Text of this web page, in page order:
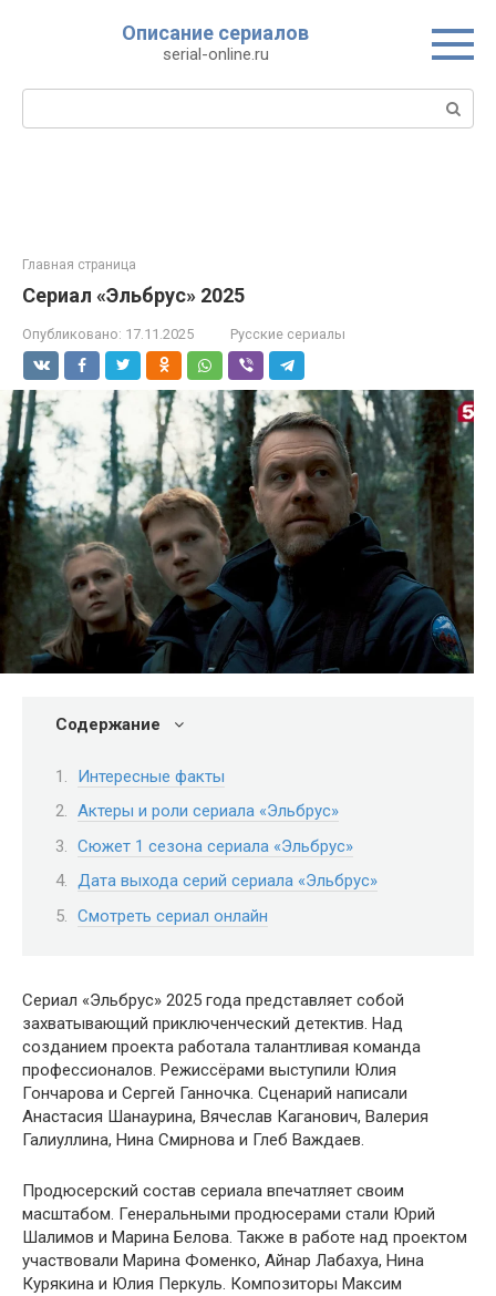
Описание сериалов
serial-online.ru
Поиск:
Главная страница
Сериал «Эльбрус» 2025
Опубликовано: 17.11.2025 Русские сериалы
Содержание
Интересные факты
Актеры и роли сериала «Эльбрус»
Сюжет 1 сезона сериала «Эльбрус»
Дата выхода серий сериала «Эльбрус»
Смотреть сериал онлайн
Сериал «Эльбрус» 2025 года представляет собой
захватывающий приключенческий детектив. Над
созданием проекта работала талантливая команда
профессионалов. Режиссёрами выступили Юлия
Гончарова и Сергей Ганночка. Сценарий написали
Анастасия Шанаурина, Вячеслав Каганович, Валерия
Галиуллина, Нина Смирнова и Глеб Важдаев.
Продюсерский состав сериала впечатляет своим
масштабом. Генеральными продюсерами стали Юрий
Шалимов и Марина Белова. Также в работе над проектом
участвовали Марина Фоменко, Айнар Лабахуа, Нина
Курякина и Юлия Перкуль. Композиторы Максим